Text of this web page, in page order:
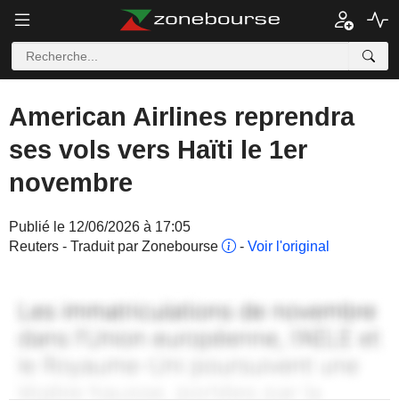
American Airlines reprendra
ses vols vers Haïti le 1er
novembre
Publié le 12/06/2026 à 17:05
Reuters - Traduit par Zonebourse
- Voir l'original